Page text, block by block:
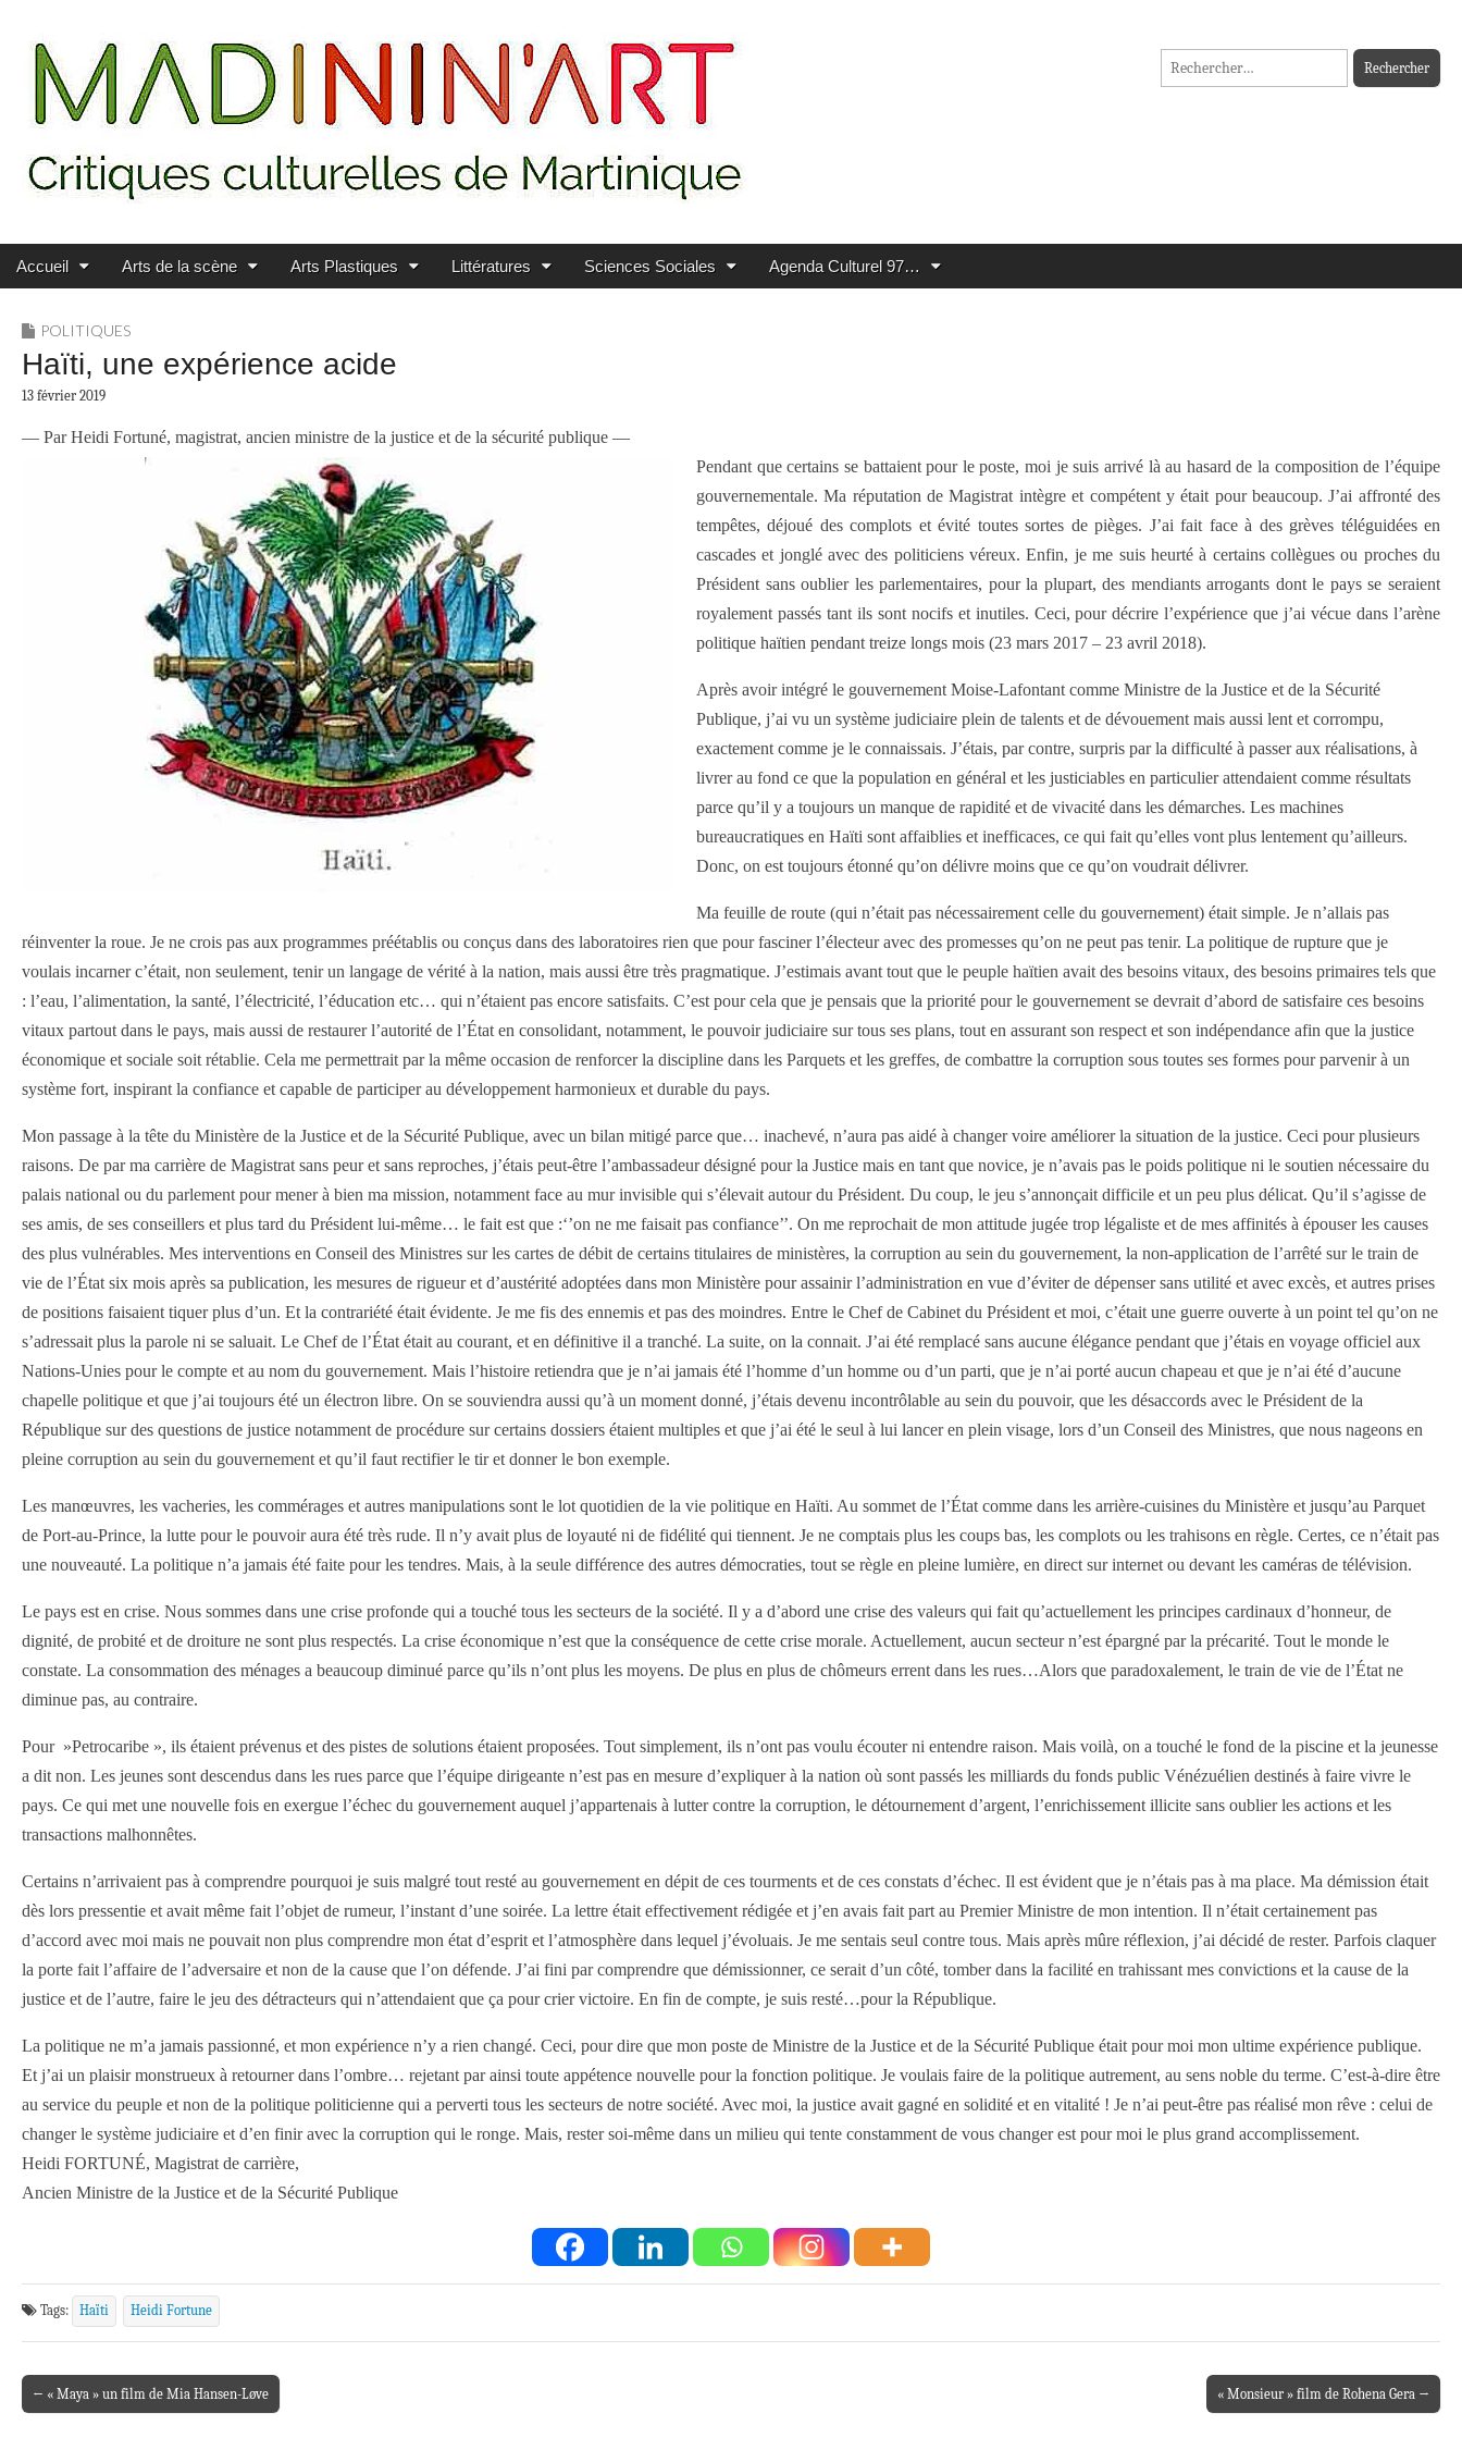
MADININ'ART
Rechercher :
Main menu
Skip to content
Accueil Arts de la scène Arts Plastiques Littératures Sciences Sociales Agenda Culturel 97…
POLITIQUES
Haïti, une expérience acide
13 février 2019
— Par Heidi Fortuné, magistrat, ancien ministre de la justice et de la sécurité publique —
Pendant que certains se battaient pour le poste, moi je suis arrivé là au hasard de la composition de l’équipe
gouvernementale. Ma réputation de Magistrat intègre et compétent y était pour beaucoup. J’ai affronté des
tempêtes, déjoué des complots et évité toutes sortes de pièges. J’ai fait face à des grèves téléguidées en
cascades et jonglé avec des politiciens véreux. Enfin, je me suis heurté à certains collègues ou proches du
Président sans oublier les parlementaires, pour la plupart, des mendiants arrogants dont le pays se seraient
royalement passés tant ils sont nocifs et inutiles. Ceci, pour décrire l’expérience que j’ai vécue dans l’arène
politique haïtien pendant treize longs mois (23 mars 2017 – 23 avril 2018).
Après avoir intégré le gouvernement Moise-Lafontant comme Ministre de la Justice et de la Sécurité
Publique, j’ai vu un système judiciaire plein de talents et de dévouement mais aussi lent et corrompu,
exactement comme je le connaissais. J’étais, par contre, surpris par la difficulté à passer aux réalisations, à
livrer au fond ce que la population en général et les justiciables en particulier attendaient comme résultats
parce qu’il y a toujours un manque de rapidité et de vivacité dans les démarches. Les machines
bureaucratiques en Haïti sont affaiblies et inefficaces, ce qui fait qu’elles vont plus lentement qu’ailleurs.
Donc, on est toujours étonné qu’on délivre moins que ce qu’on voudrait délivrer.
Ma feuille de route (qui n’était pas nécessairement celle du gouvernement) était simple. Je n’allais pas
réinventer la roue. Je ne crois pas aux programmes préétablis ou conçus dans des laboratoires rien que pour fasciner l’électeur avec des promesses qu’on ne peut pas tenir. La politique de rupture que je
voulais incarner c’était, non seulement, tenir un langage de vérité à la nation, mais aussi être très pragmatique. J’estimais avant tout que le peuple haïtien avait des besoins vitaux, des besoins primaires tels que
: l’eau, l’alimentation, la santé, l’électricité, l’éducation etc… qui n’étaient pas encore satisfaits. C’est pour cela que je pensais que la priorité pour le gouvernement se devrait d’abord de satisfaire ces besoins
vitaux partout dans le pays, mais aussi de restaurer l’autorité de l’État en consolidant, notamment, le pouvoir judiciaire sur tous ses plans, tout en assurant son respect et son indépendance afin que la justice
économique et sociale soit rétablie. Cela me permettrait par la même occasion de renforcer la discipline dans les Parquets et les greffes, de combattre la corruption sous toutes ses formes pour parvenir à un
système fort, inspirant la confiance et capable de participer au développement harmonieux et durable du pays.
Mon passage à la tête du Ministère de la Justice et de la Sécurité Publique, avec un bilan mitigé parce que… inachevé, n’aura pas aidé à changer voire améliorer la situation de la justice. Ceci pour plusieurs
raisons. De par ma carrière de Magistrat sans peur et sans reproches, j’étais peut-être l’ambassadeur désigné pour la Justice mais en tant que novice, je n’avais pas le poids politique ni le soutien nécessaire du
palais national ou du parlement pour mener à bien ma mission, notamment face au mur invisible qui s’élevait autour du Président. Du coup, le jeu s’annonçait difficile et un peu plus délicat. Qu’il s’agisse de
ses amis, de ses conseillers et plus tard du Président lui-même… le fait est que :‘’on ne me faisait pas confiance’’. On me reprochait de mon attitude jugée trop légaliste et de mes affinités à épouser les causes
des plus vulnérables. Mes interventions en Conseil des Ministres sur les cartes de débit de certains titulaires de ministères, la corruption au sein du gouvernement, la non-application de l’arrêté sur le train de
vie de l’État six mois après sa publication, les mesures de rigueur et d’austérité adoptées dans mon Ministère pour assainir l’administration en vue d’éviter de dépenser sans utilité et avec excès, et autres prises
de positions faisaient tiquer plus d’un. Et la contrariété était évidente. Je me fis des ennemis et pas des moindres. Entre le Chef de Cabinet du Président et moi, c’était une guerre ouverte à un point tel qu’on ne
s’adressait plus la parole ni se saluait. Le Chef de l’État était au courant, et en définitive il a tranché. La suite, on la connait. J’ai été remplacé sans aucune élégance pendant que j’étais en voyage officiel aux
Nations-Unies pour le compte et au nom du gouvernement. Mais l’histoire retiendra que je n’ai jamais été l’homme d’un homme ou d’un parti, que je n’ai porté aucun chapeau et que je n’ai été d’aucune
chapelle politique et que j’ai toujours été un électron libre. On se souviendra aussi qu’à un moment donné, j’étais devenu incontrôlable au sein du pouvoir, que les désaccords avec le Président de la
République sur des questions de justice notamment de procédure sur certains dossiers étaient multiples et que j’ai été le seul à lui lancer en plein visage, lors d’un Conseil des Ministres, que nous nageons en
pleine corruption au sein du gouvernement et qu’il faut rectifier le tir et donner le bon exemple.
Les manœuvres, les vacheries, les commérages et autres manipulations sont le lot quotidien de la vie politique en Haïti. Au sommet de l’État comme dans les arrière-cuisines du Ministère et jusqu’au Parquet
de Port-au-Prince, la lutte pour le pouvoir aura été très rude. Il n’y avait plus de loyauté ni de fidélité qui tiennent. Je ne comptais plus les coups bas, les complots ou les trahisons en règle. Certes, ce n’était pas
une nouveauté. La politique n’a jamais été faite pour les tendres. Mais, à la seule différence des autres démocraties, tout se règle en pleine lumière, en direct sur internet ou devant les caméras de télévision.
Le pays est en crise. Nous sommes dans une crise profonde qui a touché tous les secteurs de la société. Il y a d’abord une crise des valeurs qui fait qu’actuellement les principes cardinaux d’honneur, de
dignité, de probité et de droiture ne sont plus respectés. La crise économique n’est que la conséquence de cette crise morale. Actuellement, aucun secteur n’est épargné par la précarité. Tout le monde le
constate. La consommation des ménages a beaucoup diminué parce qu’ils n’ont plus les moyens. De plus en plus de chômeurs errent dans les rues…Alors que paradoxalement, le train de vie de l’État ne
diminue pas, au contraire.
Pour »Petrocaribe », ils étaient prévenus et des pistes de solutions étaient proposées. Tout simplement, ils n’ont pas voulu écouter ni entendre raison. Mais voilà, on a touché le fond de la piscine et la jeunesse
a dit non. Les jeunes sont descendus dans les rues parce que l’équipe dirigeante n’est pas en mesure d’expliquer à la nation où sont passés les milliards du fonds public Vénézuélien destinés à faire vivre le
pays. Ce qui met une nouvelle fois en exergue l’échec du gouvernement auquel j’appartenais à lutter contre la corruption, le détournement d’argent, l’enrichissement illicite sans oublier les actions et les
transactions malhonnêtes.
Certains n’arrivaient pas à comprendre pourquoi je suis malgré tout resté au gouvernement en dépit de ces tourments et de ces constats d’échec. Il est évident que je n’étais pas à ma place. Ma démission était
dès lors pressentie et avait même fait l’objet de rumeur, l’instant d’une soirée. La lettre était effectivement rédigée et j’en avais fait part au Premier Ministre de mon intention. Il n’était certainement pas
d’accord avec moi mais ne pouvait non plus comprendre mon état d’esprit et l’atmosphère dans lequel j’évoluais. Je me sentais seul contre tous. Mais après mûre réflexion, j’ai décidé de rester. Parfois claquer
la porte fait l’affaire de l’adversaire et non de la cause que l’on défende. J’ai fini par comprendre que démissionner, ce serait d’un côté, tomber dans la facilité en trahissant mes convictions et la cause de la
justice et de l’autre, faire le jeu des détracteurs qui n’attendaient que ça pour crier victoire. En fin de compte, je suis resté…pour la République.
La politique ne m’a jamais passionné, et mon expérience n’y a rien changé. Ceci, pour dire que mon poste de Ministre de la Justice et de la Sécurité Publique était pour moi mon ultime expérience publique.
Et j’ai un plaisir monstrueux à retourner dans l’ombre… rejetant par ainsi toute appétence nouvelle pour la fonction politique. Je voulais faire de la politique autrement, au sens noble du terme. C’est-à-dire être
au service du peuple et non de la politique politicienne qui a perverti tous les secteurs de notre société. Avec moi, la justice avait gagné en solidité et en vitalité ! Je n’ai peut-être pas réalisé mon rêve : celui de
changer le système judiciaire et d’en finir avec la corruption qui le ronge. Mais, rester soi-même dans un milieu qui tente constamment de vous changer est pour moi le plus grand accomplissement.
Heidi FORTUNÉ, Magistrat de carrière,
Ancien Ministre de la Justice et de la Sécurité Publique
Tags: Haïti Heidi Fortune
Post navigation
← « Maya » un film de Mia Hansen-Løve « Monsieur » film de Rohena Gera →